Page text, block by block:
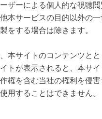
ザーによる個人的な視聴
本サービスの目的以外の
をする場合は除きます。
本サイトのコンテンツと
トが表示されると、本サ
権を含む当社の権利を侵
用することはできません。